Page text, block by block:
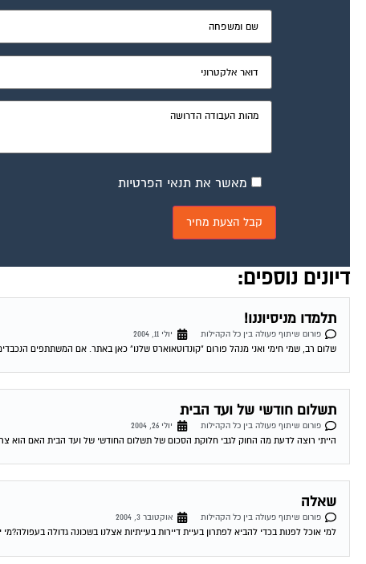
מאשר את תנאי הפרטיות
דיונים נוספים:
תלמדו מניסיוננו!
פורום שיתוף פעולה בין כל הקהילות
יולי 11, 2004
שלום רב, שמי חימי ואני מנהל פורום "קונדוטאוארס שלנו" כאן באתר. אם המשתתפים
תשלום חודשי של ועד הבית
פורום שיתוף פעולה בין כל הקהילות
יולי 26, 2004
הייתי רוצה לדעת מה החוק לגבי חלוקת הסכום של תשלום החודשי של ועד הבית האם הוא
שאלה
פורום שיתוף פעולה בין כל הקהילות
אוקטובר 3, 2004
למי אוכל לפנות בכדי להביא לפתרון בעיית דיירות בעייתיות אצלנו בשכונה גדולה בעפולה?מי יכול לעזור לי בכך וגם